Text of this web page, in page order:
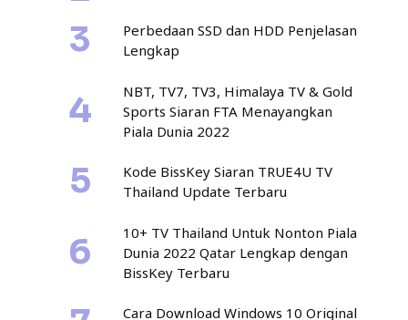
Perbedaan SSD dan HDD Penjelasan
Lengkap
NBT, TV7, TV3, Himalaya TV & Gold
Sports Siaran FTA Menayangkan
Piala Dunia 2022
Kode BissKey Siaran TRUE4U TV
Thailand Update Terbaru
10+ TV Thailand Untuk Nonton Piala
Dunia 2022 Qatar Lengkap dengan
BissKey Terbaru
Cara Download Windows 10 Original